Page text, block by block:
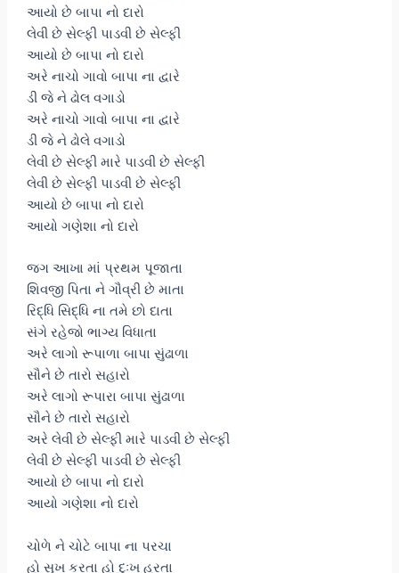
આયો છે બાપા નો દારો
લેવી છે સેલ્ફી પાડવી છે સેલ્ફી
આયો છે બાપા નો દારો
અરે નાચો ગાવો બાપા ના દ્વારે
ડી જે ને ઢોલ વગાડો
અરે નાચો ગાવો બાપા ના દ્વારે
ડી જે ને ઢોલે વગાડો
લેવી છે સેલ્ફી મારે પાડવી છે સેલ્ફી
લેવી છે સેલ્ફી પાડવી છે સેલ્ફી
આયો છે બાપા નો દારો
આયો ગણેશા નો દારો
જગ આખા માં પ્રથમ પૂજાતા
શિવજી પિતા ને ગૌવ્રી છે માતા
રિદ્ધિ સિદ્ધિ ના તમે છો દાતા
સંગે રહેજો ભાગ્ય વિધાતા
અરે લાગો રૂપાળા બાપા સુંઢાળા
સૌને છે તારો સહારો
અરે લાગો રૂપારા બાપા સુંઢાળા
સૌને છે તારો સહારો
અરે લેવી છે સેલ્ફી મારે પાડવી છે સેલ્ફી
લેવી છે સેલ્ફી પાડવી છે સેલ્ફી
આયો છે બાપા નો દારો
આયો ગણેશા નો દારો
ચોળે ને ચોટે બાપા ના પરચા
હો સુખ કરતા હો દુઃખ હરતા